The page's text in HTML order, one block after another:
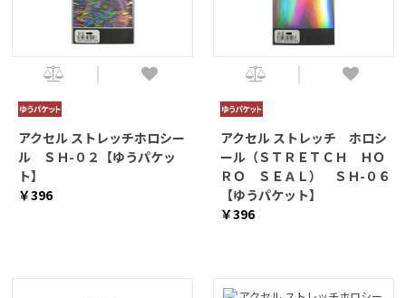
アクセル ストレッチホロシー
ル ＳＨ-０２【ゆうパケッ
ト】
￥396
アクセル ストレッチ ホロシ
ール（ＳＴＲＥＴＣＨ ＨＯ
ＲＯ ＳＥＡＬ） ＳＨ-０６
【ゆうパケット】
￥396